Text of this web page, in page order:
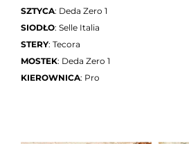
SZTYCA: Deda Zero 1
SIODŁO: Selle Italia
STERY: Tecora
MOSTEK: Deda Zero 1
KIEROWNICA: Pro